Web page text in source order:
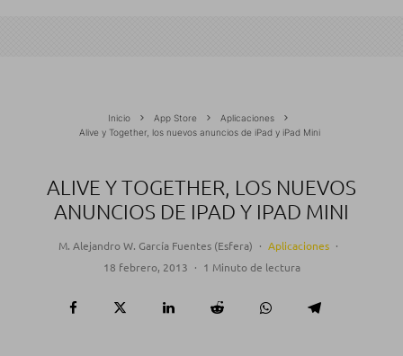
Inicio App Store
Aplicaciones
Alive y Together, los nuevos anuncios de iPad y iPad Mini
ALIVE Y TOGETHER, LOS NUEVOS
ANUNCIOS DE IPAD Y IPAD MINI
M. Alejandro W. García Fuentes (Esfera) · Aplicaciones ·
18 febrero, 2013 · 1 Minuto de lectura